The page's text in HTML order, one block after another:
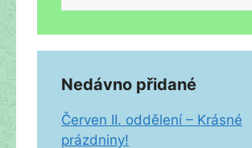
Nedávno přidané
Červen II. oddělení – Krásné
prázdniny!